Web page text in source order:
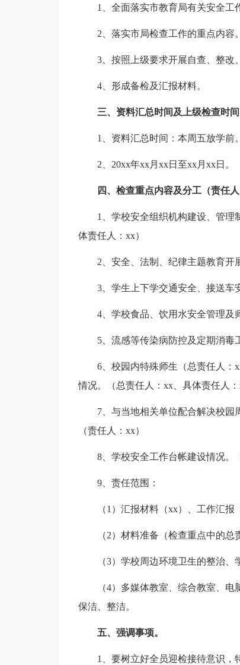
1、全面落实市教育局有关安全工
2、落实市局检查工作的重点内容。
3、按照上级要求开展自查、整改
4、形成备检及汇报材料。
三、资料汇总时间及上级检查时间
1、资料汇总时间：本周五放学前。
2、20xx年xx月xx日至xx月xx日。
四、检查重点内容及分工（责任人
1、学校安全组织机构建设、管
体责任人：xx）
2、安全、法制、纪律主题教育开
3、学生上下学交通安全、接送车
4、学校食品、饮用水安全管理及
5、流感等传染病防控及定期消毒
6、校园内特殊师生（总责任人：
情况。（总责任人：xx、具体责任人：
7、与当地相关单位配合解决校园
（责任人：xx）
8、学校安全工作台帐建设情况。
9、责任范围：
（1）汇报材料（xx）、工作汇报
（2）材料准备（检查重点中的总
（3）学校周边环境卫生的整治、
（4）多媒体教室、综合教室、
保洁、整洁。
五、强调事项。
1、要树立好全员迎检接待意识